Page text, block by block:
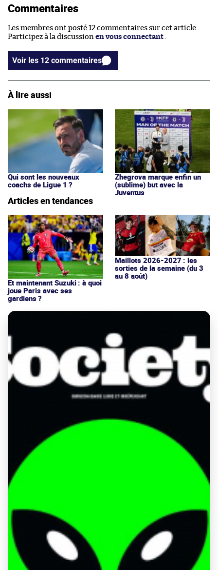
Commentaires
Les membres ont posté 12 commentaires sur cet article.
Participez à la discussion en vous connectant .
Voir les 12 commentaires
À lire aussi
Qui sont les nouveaux
coachs de Ligue 1 ?
Zhegrova marque enfin un
(sublime) but avec la
Juventus
Articles en tendances
Et maintenant Suzuki : à quoi
joue Paris avec ses
gardiens ?
Maillots 2026-2027 : les
sorties de la semaine (du 3
au 8 août)